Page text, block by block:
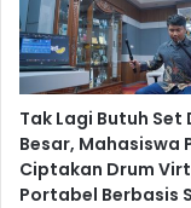
Tak Lagi Butuh Set
Besar, Mahasiswa
Ciptakan Drum
Portabel Berbasis